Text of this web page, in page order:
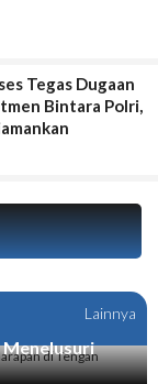
Tegas Dugaan
Bintara Polri,
Lainnya
Menelusuri